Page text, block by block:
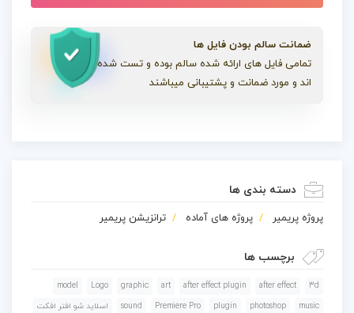
ضمانت سالم بودن فایل ها
تمامی فایل های ارائه شده سالم بوده و تست شده
اند و مورد ضمانت و پشتیبانی میباشند
دسته بندی ها
پروژه پریمیر پروژه های آماده ترانزیشن پریمیر
برچسب ها
3d
after effect
after effect plugin
art
graphic
Logo
model
music
photoshop
plugin
Premiere Pro
sound
اسلايد شو افتر افکت